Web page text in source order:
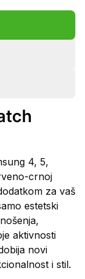
4, 5,
crnoj
za vaš
estetski
aktivnosti
novi
i stil.